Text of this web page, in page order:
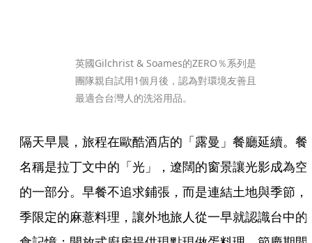
英國Gilchrist & Soames的ZERO％系列是
團隊親自試用1個月後，認為對環境友善且
最適合台灣人的洗浴用品。
隔天早晨，旅程在歐酷酒店的「露曼」餐廳延續。餐
名稱是拉丁文中的「光」，遼闊的窗景讓光影成為空
的一部分。早餐不追求鋪張，而是連結土地與季節，
季限定的麻薏料理，讓外地旅人從一早就認識台中的